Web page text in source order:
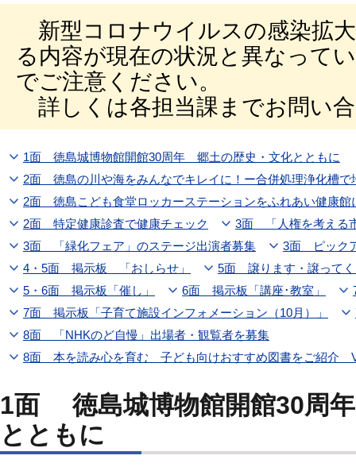
新型コロナウイルスの感染拡
る内容が現在の状況と異なって
でご注意ください。
詳しくは各担当課までお問い
1面 徳島城博物館開館30周年 郷土の歴史・文化とともに
2面 徳島の川や海をみんなでキレイに！ー合併処理浄化槽で
2面 徳島こども食堂ロッカーステーションをふれあい健康館
2面 特定健康診査で健康チェック
3面 「人権を考える
3面 「緑化フェア」のステージ出演者募集
3面 ピック
4・5面 掲示板 「おしらせ」
5面 譲ります・譲って
5・6面 掲示板「催し」
6面 掲示板「講座･教室」
7面 掲示板「子育て施設インフォメーション（10月）」
8面 「NHKのど自慢」出場者・観覧者を募集
8面 本を読み心を育む 子ども向けおすすめ図書をご紹介
1面 徳島城博物館開館30周
とともに